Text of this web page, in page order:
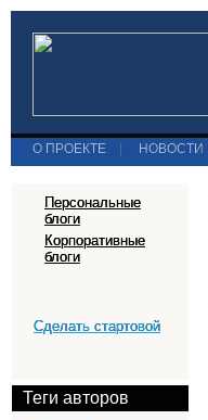
О ПРОЕКТЕ НОВОСТИ
Персональные
блоги
Корпоративные
блоги
Сделать стартовой
Теги авторов